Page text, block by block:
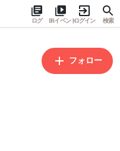
ログ IRイベントログイン 検索
フォロー